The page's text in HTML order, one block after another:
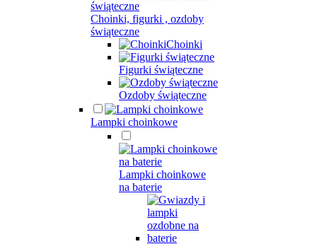
Choinki, figurki , ozdoby
świąteczne
Choinki
Figurki świąteczne
Ozdoby świąteczne
Lampki choinkowe
Lampki choinkowe
na baterie